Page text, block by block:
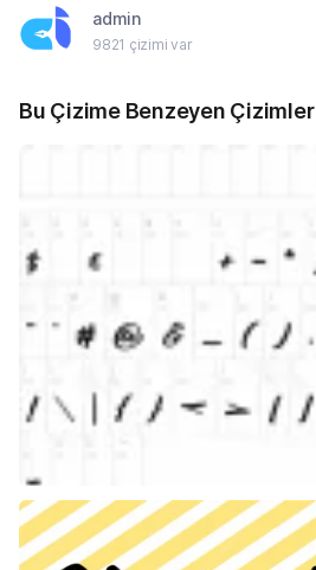
admin
9821 çizimi var
Bu Çizime Benzeyen Çizimler